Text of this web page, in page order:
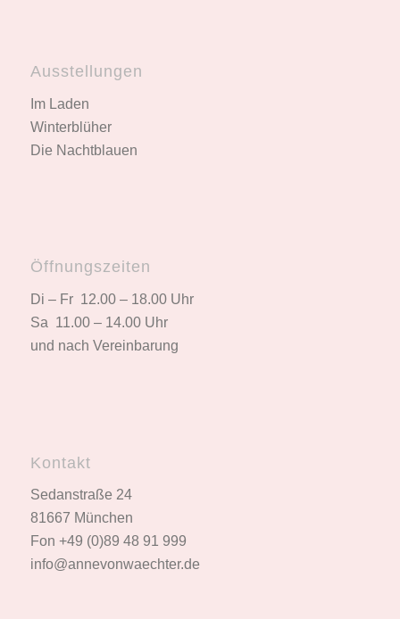
Ausstellungen
Im Laden
Winterblüher
Die Nachtblauen
Öffnungszeiten
Di – Fr 12.00 – 18.00 Uhr
Sa 11.00 – 14.00 Uhr
und nach Vereinbarung
Kontakt
Sedanstraße 24
81667 München
Fon +49 (0)89 48 91 999
info@annevonwaechter.de